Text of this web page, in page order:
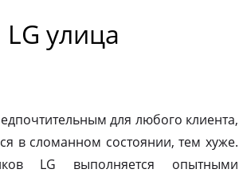
улица
для любого клиента,
в сломанном состоянии, тем хуже.
LG выполняется опытными